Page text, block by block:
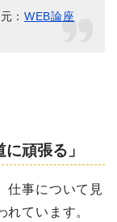
： WEB論座
頑張る」
仕事について見
れています。